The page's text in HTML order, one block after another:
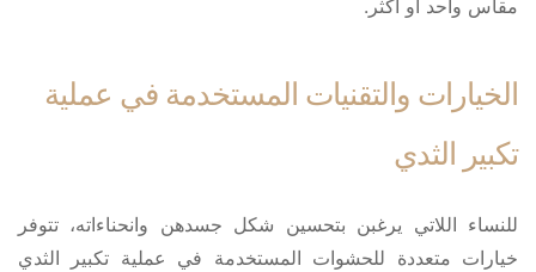
مقاس واحد أو أكثر.
الخيارات والتقنيات المستخدمة في عملية
تكبير الثدي
للنساء اللاتي يرغبن بتحسين شكل جسدهن وانحناءاته، تتوفر
خيارات متعددة للحشوات المستخدمة في عملية تكبير الثدي